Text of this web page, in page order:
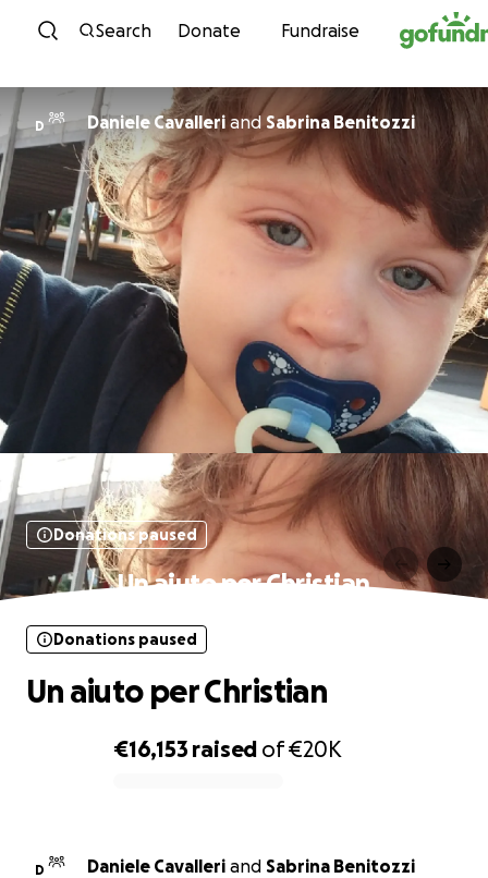
Skip to content
Search Donate Fundraise
D Daniele Cavalleriand Sabrina Benitozzi
Donations paused
Un aiuto per Christian
€16,153 raised of€20K
Donations paused
Un aiuto per Christian
D Daniele Cavalleri and Sabrina Benitozzi